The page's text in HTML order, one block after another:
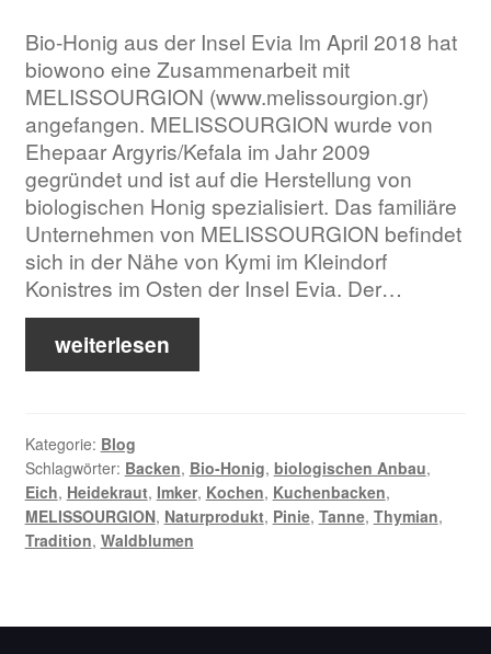
Bio-Honig aus der Insel Evia Im April 2018 hat
biowono eine Zusammenarbeit mit
MELISSOURGION (www.melissourgion.gr)
angefangen. MELISSOURGION wurde von
Ehepaar Argyris/Kefala im Jahr 2009
gegründet und ist auf die Herstellung von
biologischen Honig spezialisiert. Das familiäre
Unternehmen von MELISSOURGION befindet
sich in der Nähe von Kymi im Kleindorf
Konistres im Osten der Insel Evia. Der…
weiterlesen
Kategorie: Blog
Schlagwörter: Backen, Bio-Honig, biologischen Anbau,
Eich, Heidekraut, Imker, Kochen, Kuchenbacken,
MELISSOURGION, Naturprodukt, Pinie, Tanne, Thymian,
Tradition, Waldblumen